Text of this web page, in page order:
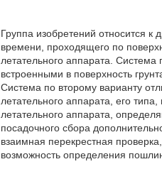
Группа изобретений относится
времени, проходящего по
летательного аппарата. Система
встроенными в поверхность
Система по второму варианту
летательного аппарата, его
летательного аппарата,
посадочного сбора
взаимная перекрестная
возможность определения